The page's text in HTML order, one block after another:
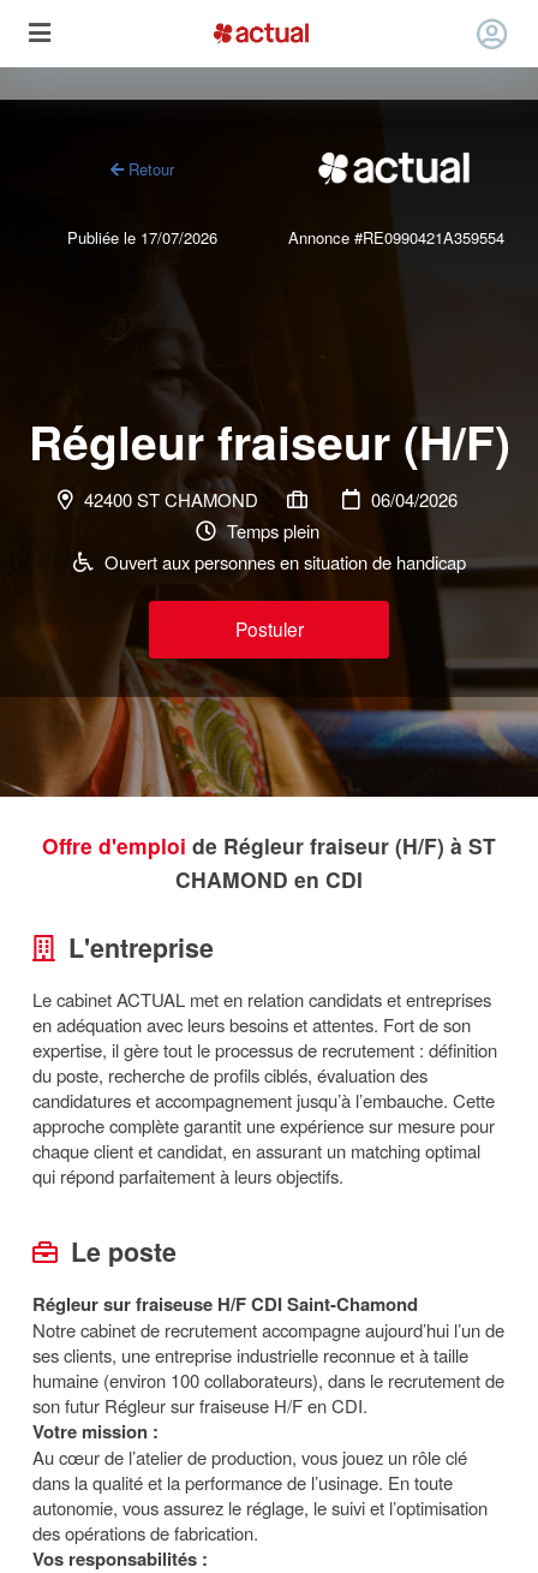
Retour
Publiée le 17/07/2026 Annonce #RE0990421A359554
Régleur fraiseur (H/F)
42400 ST CHAMOND
06/04/2026
Temps plein
Ouvert aux personnes en situation de handicap
Postuler
Offre d'emploi de Régleur fraiseur (H/F) à ST
CHAMOND en CDI
L'entreprise
Le cabinet ACTUAL met en relation candidats et entreprises
en adéquation avec leurs besoins et attentes. Fort de son
expertise, il gère tout le processus de recrutement : définition
du poste, recherche de profils ciblés, évaluation des
candidatures et accompagnement jusqu’à l’embauche. Cette
approche complète garantit une expérience sur mesure pour
chaque client et candidat, en assurant un matching optimal
qui répond parfaitement à leurs objectifs.
Le poste
Régleur sur fraiseuse H/F CDI Saint-Chamond
Notre cabinet de recrutement accompagne aujourd’hui l’un de
ses clients, une entreprise industrielle reconnue et à taille
humaine (environ 100 collaborateurs), dans le recrutement de
son futur Régleur sur fraiseuse H/F en CDI.
Votre mission :
Au cœur de l’atelier de production, vous jouez un rôle clé
dans la qualité et la performance de l’usinage. En toute
autonomie, vous assurez le réglage, le suivi et l’optimisation
des opérations de fabrication.
Vos responsabilités :